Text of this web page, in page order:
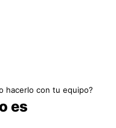
hacerlo con tu equipo?
es